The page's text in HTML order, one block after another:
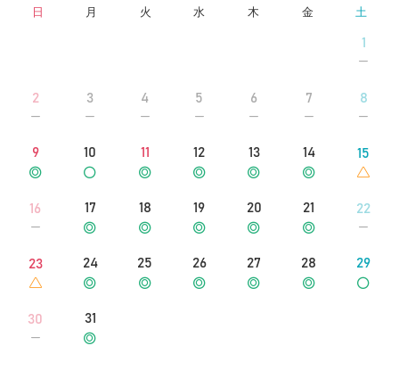
④一風堂を右に
⑦30m先右側がビルの入り口です。（茶色のタイル貼りのビルで
日 月 火 水 木 金 土
1
2 3 4 5 6 7 8
9 10 11 12 13 14 15
16 17 18 19 20 21 22
23 24 25 26 27 28 29
30 31